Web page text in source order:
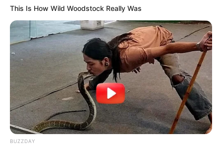
This Is How Wild Woodstock Really Was
BUZZDAY